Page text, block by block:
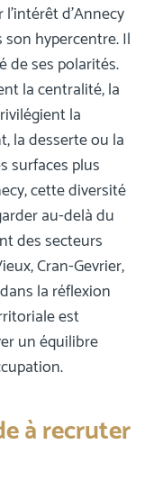
d’Annecy
hypercentre. Il
de ses polarités.
la centralité, la
la
la desserte ou la
surfaces plus
cette diversité
au-delà du
des secteurs
Cran-Gevrier,
la réflexion
est
un équilibre
à recruter